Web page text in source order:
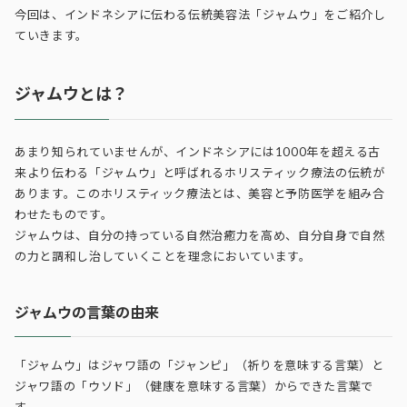
今回は、インドネシアに伝わる伝統美容法「ジャムウ」をご紹介し
ていきます。
ジャムウとは？
あまり知られていませんが、インドネシアには1000年を超える古
来より伝わる「ジャムウ」と呼ばれるホリスティック療法の伝統が
あります。このホリスティック療法とは、美容と予防医学を組み合
わせたものです。
ジャムウは、自分の持っている自然治癒力を高め、自分自身で自然
の力と調和し治していくことを理念においています。
ジャムウの言葉の由来
「ジャムウ」はジャワ語の「ジャンピ」（祈りを意味する言葉）と
ジャワ語の「ウソド」（健康を意味する言葉）からできた言葉で